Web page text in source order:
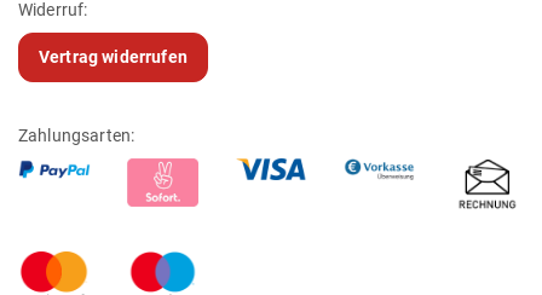
Widerruf:
Vertrag widerrufen
Zahlungsarten: